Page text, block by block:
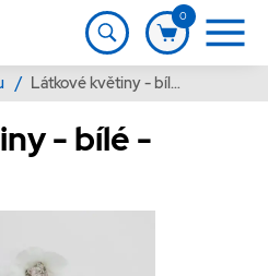
0
/ Látkové květiny - bílé - balení 10 ks
- bílé -